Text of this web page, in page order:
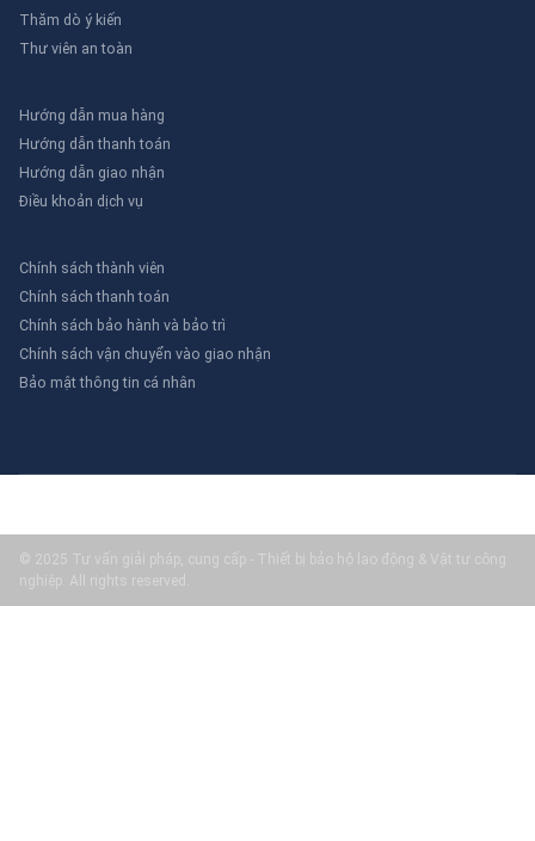
Thăm dò ý kiến
Thư viên an toàn
Hướng dẫn mua hàng
Hướng dẫn thanh toán
Hướng dẫn giao nhận
Điều khoản dịch vụ
Chính sách thành viên
Chính sách thanh toán
Chính sách bảo hành và bảo trì
Chính sách vận chuyển vào giao nhận
Bảo mật thông tin cá nhân
© 2025 Tư vấn giải pháp, cung cấp - Thiết bị bảo hộ lao động & Vật tư công
nghiệp. All rights reserved.